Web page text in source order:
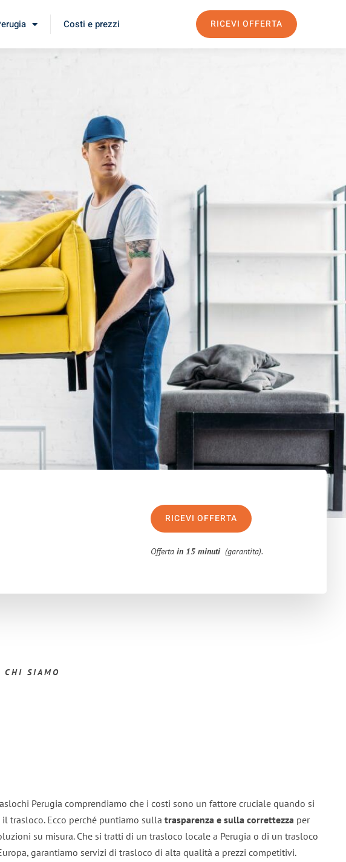
Costi e prezzi RICEVI OFFERTA
RICEVI OFFERTA
Offertain 15 minuti (garantita).
CHI SIAMO
Perugia comprendiamo che i costi sono un fattore cruciale quando si
trasloco. Ecco perché puntiamo sulla trasparenza e sulla correttezza per
su misura. Che si tratti di un trasloco locale a Perugia o di un trasloco
garantiamo servizi di trasloco di alta qualità a prezzi competitivi.